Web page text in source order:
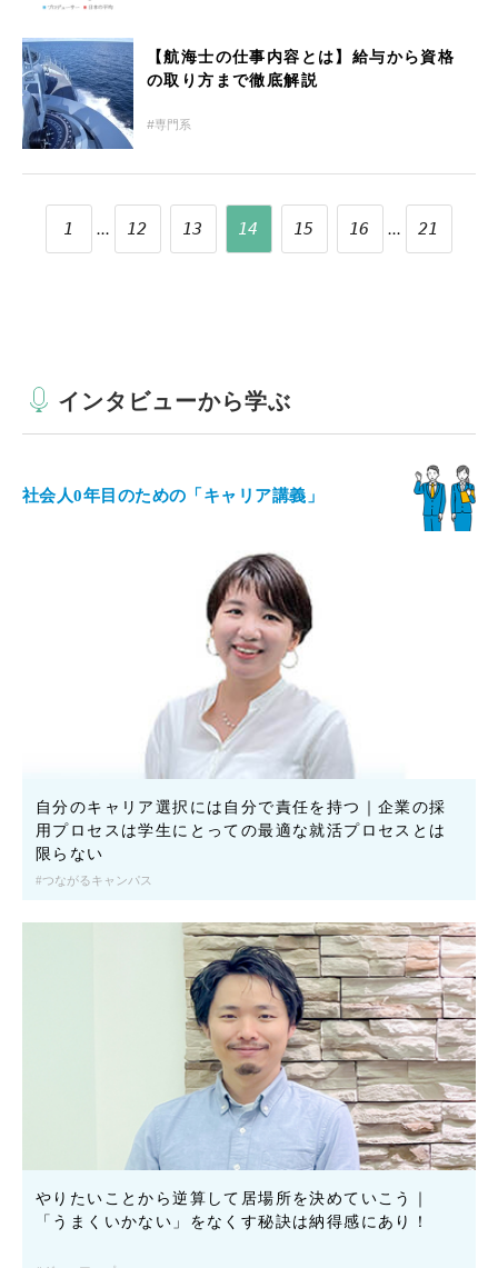
【航海士の仕事内容とは】給与から資格
の取り方まで徹底解説
専門系
1 ... 12 13 14 15 16 ... 21
インタビューから学ぶ
社会人0年目のための「キャリア講義」
自分のキャリア選択には自分で責任を持つ｜企業の採
用プロセスは学生にとっての最適な就活プロセスとは
限らない
つながるキャンパス
やりたいことから逆算して居場所を決めていこう｜
「うまくいかない」をなくす秘訣は納得感にあり！